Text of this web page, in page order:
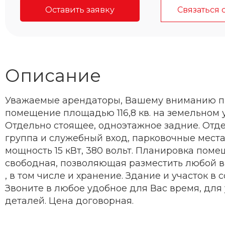
Оставить заявку Связаться
Описание
Уважаемые арендаторы, Вашему вниманию
помещение площадью 116,8 кв. на земельном
Отдельно стоящее, одноэтажное задние.
группа и служебный вход, парковочные
мощность 15 кВт, 380 вольт. Планировка
свободная, позволяющая разместить любой
, в том числе и хранение. Здание и участок в
Звоните в любое удобное для Вас время, для
деталей. Цена договорная.